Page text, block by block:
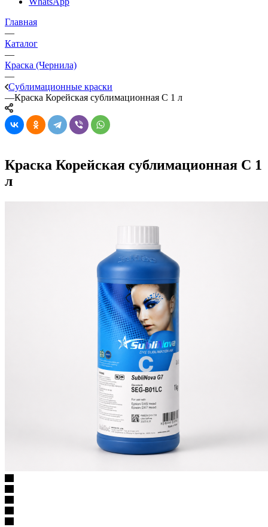
Главная
—
Каталог
—
Краска (Чернила)
—
Сублимационные краски
—Краска Корейская сублимационная C 1 л
Краска Корейская сублимационная C 1
л